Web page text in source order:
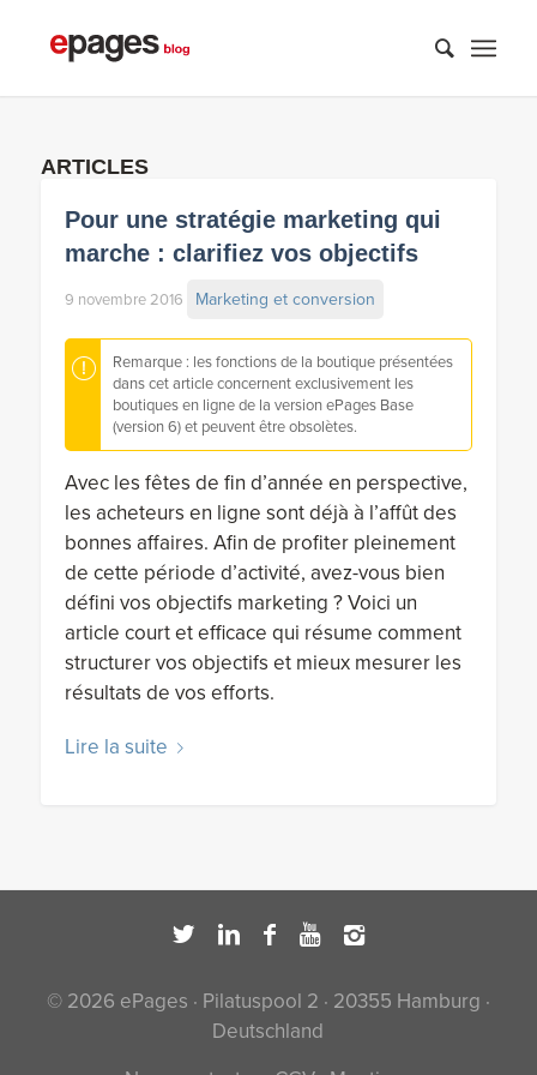
ARTICLES
Pour une stratégie marketing qui
marche : clarifiez vos objectifs
9 novembre 2016 Marketing et conversion
Remarque : les fonctions de la boutique présentées
dans cet article concernent exclusivement les
boutiques en ligne de la version ePages Base
(version 6) et peuvent être obsolètes.
Avec les fêtes de fin d’année en perspective,
les acheteurs en ligne sont déjà à l’affût des
bonnes affaires. Afin de profiter pleinement
de cette période d’activité, avez-vous bien
défini vos objectifs marketing ? Voici un
article court et efficace qui résume comment
structurer vos objectifs et mieux mesurer les
résultats de vos efforts.
Lire la suite
© 2026 ePages · Pilatuspool 2 · 20355 Hamburg ·
Deutschland